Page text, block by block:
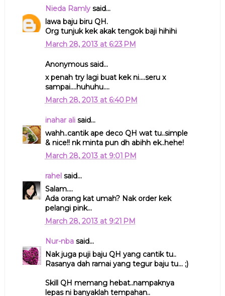
Nieda Ramlysaid...
lawa baju biru QH.
Org tunjuk kek akak tengok baji hihihi
March 28, 2013 at 6:23 PM
Anonymous said...
x penah try lagi buat kek ni....seru x
sampai....huhuhu....
March 28, 2013 at 6:40 PM
inahar alisaid...
wahh..cantik ape deco QH wat tu..simple
& nice!! nk minta pun dh abihh ek..hehe!
March 28, 2013 at 9:01 PM
rahelsaid...
Salam....
Ada orang kat umah? Nak order kek
pelangi pink...
March 28, 2013 at 9:21 PM
Nur-nbasaid...
Nak juga puji baju QH yang cantik tu..
Rasanya dah ramai yang tegur baju tu... ;)
Skill QH memang hebat..nampaknya
lepas ni banyaklah tempahan..